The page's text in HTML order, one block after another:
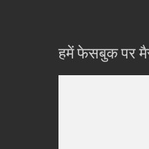
हमें फेसबुक पर